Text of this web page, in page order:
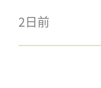
2日前